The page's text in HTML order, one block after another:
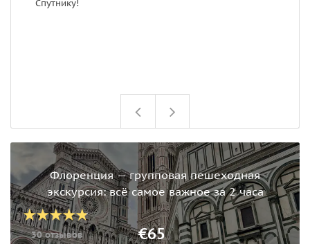
Спутнику!
Флоренция — групповая пешеходная
экскурсия: всё самое важное за 2 часа
30 отзывов €65